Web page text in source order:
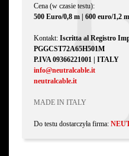
Cena (w czasie testu):
500 Euro/0,8 m | 600 euro/1,2 m
Kontakt: Iscritta al Registro
PGGCST72A65H501M
P.IVA 09366221001 | ITALY
info@neutralcable.it
neutralcable.it
MADE IN ITALY
Do testu dostarczyła firma: